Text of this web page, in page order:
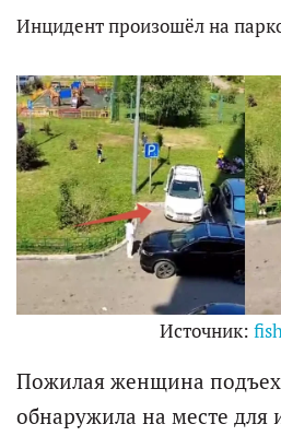
Инцидент произошёл на
Источник:
Пожилая женщина
обнаружила на месте для